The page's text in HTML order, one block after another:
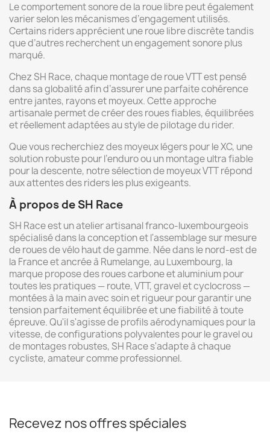
Le comportement sonore de la roue libre peut également
varier selon les mécanismes d’engagement utilisés.
Certains riders apprécient une roue libre discrète tandis
que d’autres recherchent un engagement sonore plus
marqué.
Chez SH Race, chaque montage de roue VTT est pensé
dans sa globalité afin d’assurer une parfaite cohérence
entre jantes, rayons et moyeux. Cette approche
artisanale permet de créer des roues fiables, équilibrées
et réellement adaptées au style de pilotage du rider.
Que vous recherchiez des moyeux légers pour le XC, une
solution robuste pour l’enduro ou un montage ultra fiable
pour la descente, notre sélection de moyeux VTT répond
aux attentes des riders les plus exigeants.
À propos de SH Race
SH Race est un atelier artisanal franco-luxembourgeois
spécialisé dans la conception et l'assemblage sur mesure
de roues de vélo haut de gamme. Née dans le nord-est de
la France et ancrée à Rumelange, au Luxembourg, la
marque propose des roues carbone et aluminium pour
toutes les pratiques — route, VTT, gravel et cyclocross —
montées à la main avec soin et rigueur pour garantir une
tension parfaitement équilibrée et une fiabilité à toute
épreuve. Qu'il s'agisse de profils aérodynamiques pour la
vitesse, de configurations polyvalentes pour le gravel ou
de montages robustes, SH Race s'adapte à chaque
cycliste, amateur comme professionnel.
Recevez nos offres spéciales